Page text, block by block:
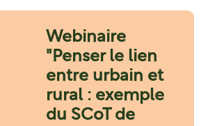
Webinaire
"Penser le lien
entre urbain et
rural : exemple
du SCoT de